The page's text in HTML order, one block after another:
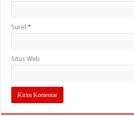
Surel*
Situs Web